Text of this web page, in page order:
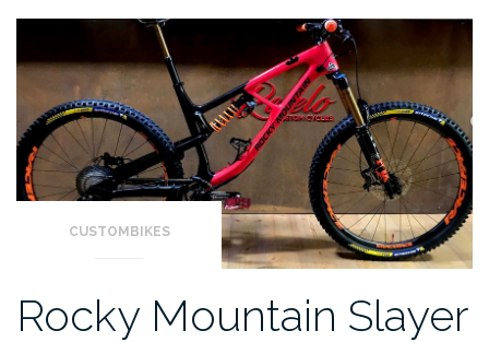
CUSTOMBIKES
Rocky Mountain Slayer